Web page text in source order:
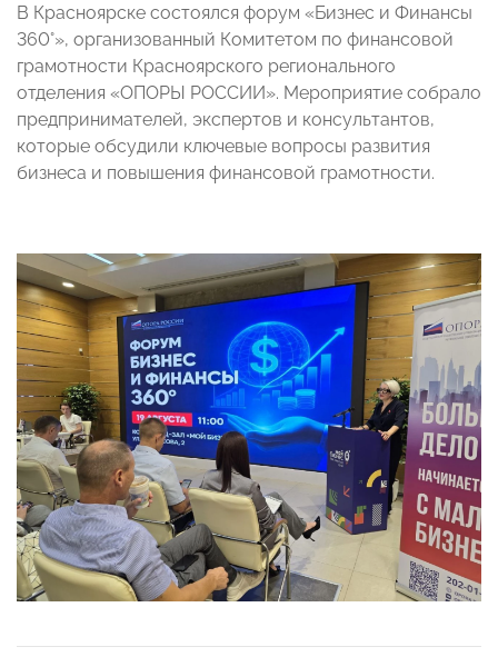
В Красноярске состоялся форум «Бизнес и Финансы
360°», организованный Комитетом по финансовой
грамотности Красноярского регионального
отделения «ОПОРЫ РОССИИ». Мероприятие собрало
предпринимателей, экспертов и консультантов,
которые обсудили ключевые вопросы развития
бизнеса и повышения финансовой грамотности.